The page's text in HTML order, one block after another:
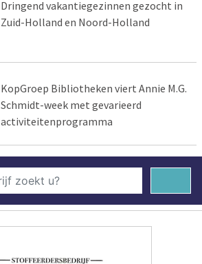
Dringend vakantiegezinnen gezocht in
Zuid-Holland en Noord-Holland
KopGroep Bibliotheken viert Annie M.G.
Schmidt-week met gevarieerd
activiteitenprogramma